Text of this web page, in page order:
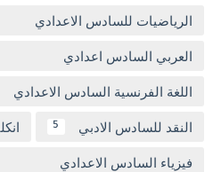
الرياضيات للسادس الاعدادي
العربي السادس اعدادي
اللغة الفرنسية السادس الاعدادي
النقد للسادس الادبي 5
فيزياء السادس الاعدادي